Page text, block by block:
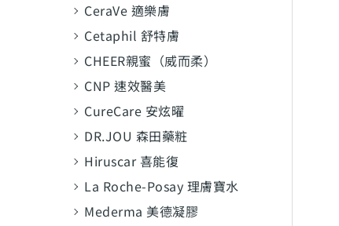
CeraVe 適樂膚
Cetaphil 舒特膚
CHEER親蜜（威而柔）
CNP 速效醫美
CureCare 安炫曜
DR.JOU 森田藥粧
Hiruscar 喜能復
La Roche-Posay 理膚寶水
Mederma 美德凝膠